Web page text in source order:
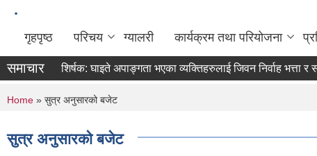
.
गृहपृष्ठ परिचय ग्यालरी कार्यक्रम तथा परियोजना
समाचार
शिर्षक: घाइते अपाङ्गता भएका व्यक्तिहरुलाई जिवन निर्वाह भत्ता र सहिद
You are here
Home » सुत्र अनुसारको बजेट
सुत्र अनुसारको बजेट